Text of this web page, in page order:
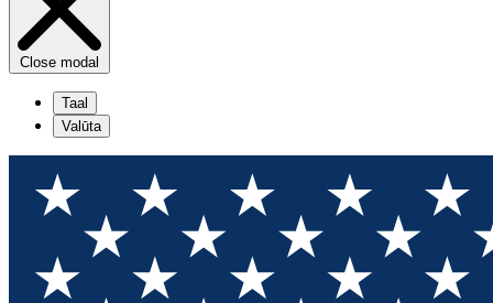
Close modal
Taal
Valūta